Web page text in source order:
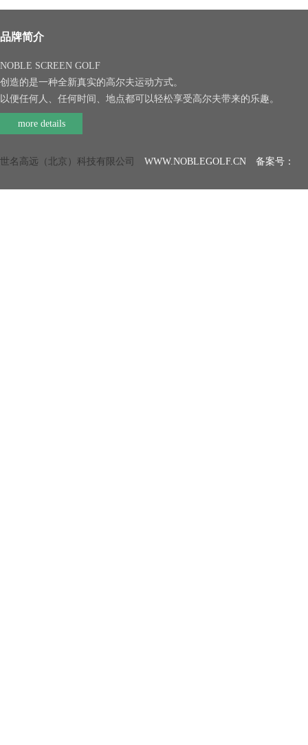
品牌简介
NOBLE SCREEN GOLF
创造的是一种全新真实的高尔夫运动方式。
以便任何人、任何时间、地点都可以轻松享受高尔夫带来的乐趣。
more details
世名高远（北京）科技有限公司 WWW.NOBLEGOLF.CN 备案号：